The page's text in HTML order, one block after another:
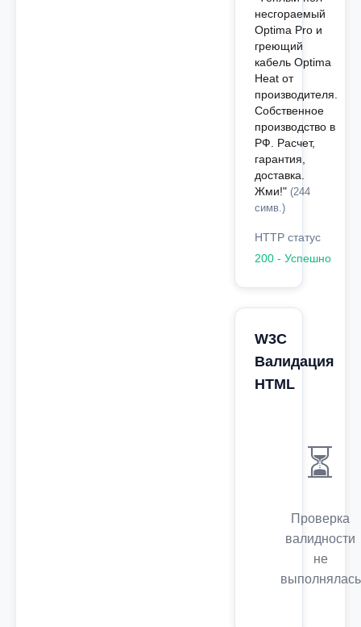
несгораемый
Optima Pro и
греющий
кабель Optima
Heat от
производителя.
Собственное
производство в
РФ. Расчет,
гарантия,
доставка.
Жми!" (244
симв.)
HTTP статус
200 - Успешно
W3C
Валидация
HTML
⏳
Проверка
валидности
не
выполнялась